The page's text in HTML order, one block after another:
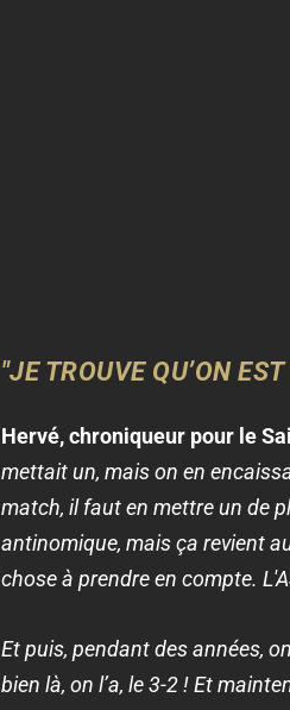
"JE TROUVE QU’ON
Hervé, chroniqueur pour le
mettait un, mais on en
match, il faut en mettre un de
antinomique, mais ça revient
chose à prendre en compte.
Et puis, pendant des années,
bien là, on l’a, le 3-2 ! Et